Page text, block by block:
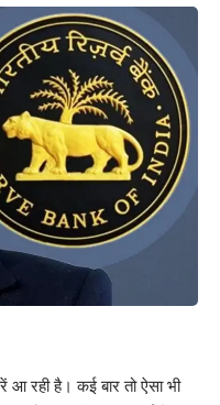
आ रही है। कई बार तो ऐसा भी